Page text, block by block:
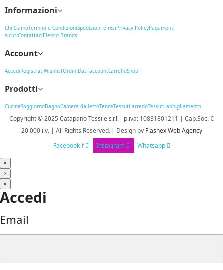
Informazioni
Chi SiamoTermini e CondizioniSpedizioni e resiPrivacy PolicyPagamenti
sicuriContattaciElenco Brands
Account
AccediRegistratiWishlistOrdiniDati accountCarrelloShop
Prodotti
CucinaSoggiornoBagnoCamera da lettoTendeTessuti arredoTessuti abbigliamento
Copyright © 2025 Catapano Tessile s.r.l.- p.iva: 10831801211 | Cap.Soc. €
20.000 i.v. | All Rights Reserved. | Designby Flashex Web Agency
Facebook-f
Instagram Whatsapp
×
×
×
Accedi
Email